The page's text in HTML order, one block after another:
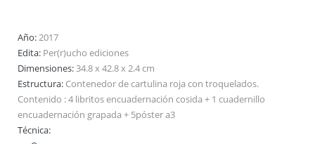
Año:2017
Edita: Per(r)ucho ediciones
Dimensiones:34.8 x 42.8 x 2.4 cm
Estructura: Contenedor de cartulina roja con troquelados.
Contenido : 4 libritos encuadernación cosida + 1 cuadernillo
encuadernación grapada + 5póster a3
Técnica: